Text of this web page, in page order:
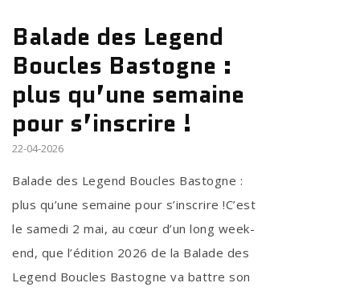
Balade des Legend
Boucles Bastogne :
plus qu’une semaine
pour s’inscrire !
22-04-2026
Balade des Legend Boucles Bastogne :
plus qu’une semaine pour s’inscrire !C’est
le samedi 2 mai, au cœur d’un long week-
end, que l’édition 2026 de la Balade des
Legend Boucles Bastogne va battre son